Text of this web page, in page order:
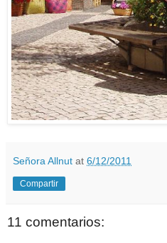
Señora Allnut at 6/12/2011
Compartir
11 comentarios: